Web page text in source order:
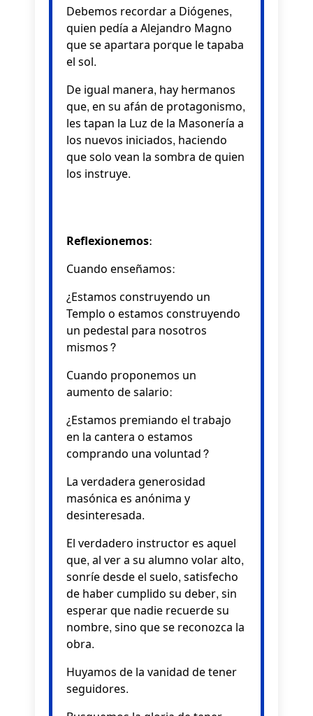
Debemos recordar a Diógenes,
quien pedía a Alejandro Magno
que se apartara porque le tapaba
el sol.
De igual manera, hay hermanos
que, en su afán de protagonismo,
les tapan la Luz de la Masonería a
los nuevos iniciados, haciendo
que solo vean la sombra de quien
los instruye.
Reflexionemos:
Cuando enseñamos:
¿Estamos construyendo un
Templo o estamos construyendo
un pedestal para nosotros
mismos?
Cuando proponemos un
aumento de salario:
¿Estamos premiando el trabajo
en la cantera o estamos
comprando una voluntad?
La verdadera generosidad
masónica es anónima y
desinteresada.
El verdadero instructor es aquel
que, al ver a su alumno volar alto,
sonríe desde el suelo, satisfecho
de haber cumplido su deber, sin
esperar que nadie recuerde su
nombre, sino que se reconozca la
obra.
Huyamos de la vanidad de tener
seguidores.